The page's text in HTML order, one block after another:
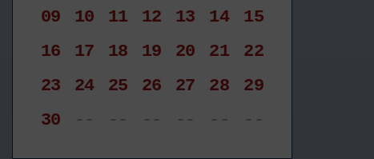
09 10 11 12 13 14
15
16
17 18 19 20 21
22
23
24 25 26 27 28
29
30
-- -- -- -- -- --